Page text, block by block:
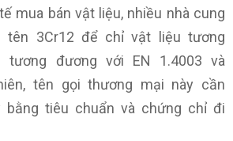
mua bán vật liệu, nhiều nhà cung
tên 3Cr12 để chỉ vật liệu tương
tương đương với EN 1.4003 và
tên gọi thương mại này cần
tiêu chuẩn và chứng chỉ đi